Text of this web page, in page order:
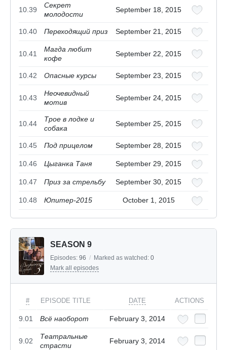
10.39
Секрет
молодости
September 18, 2015
10.40 Переходящий приз September 21, 2015
10.41
Магда любит
кофе
September 22, 2015
10.42 Опасные курсы September 23, 2015
10.43
Неочевидный
мотив
September 24, 2015
10.44
Трое в лодке и
собака
September 25, 2015
10.45 Под прицелом September 28, 2015
10.46 Цыганка Таня September 29, 2015
10.47 Приз за стрельбу September 30, 2015
10.48 Юпитер-2015 October 1, 2015
SEASON 9
Episodes: 96 / Marked as watched: 0
Mark all episodes
# EPISODE TITLE DATE ACTIONS
9.01 Всё наоборот February 3, 2014
9.02
Театральные
страсти
February 3, 2014